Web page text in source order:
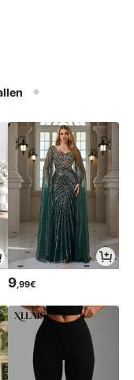
9 ,99€